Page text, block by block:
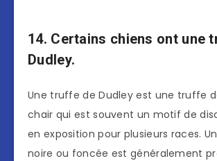
14. Certains chiens ont une
Dudley.
Une truffe de Dudley est une truffe
chair qui est souvent un motif de
en exposition pour plusieurs races.
noire ou foncée est généralement